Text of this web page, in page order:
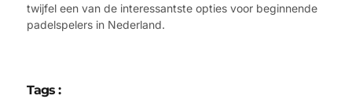
twijfel een van de interessantste opties voor beginnende
padelspelers in Nederland.
Tags :